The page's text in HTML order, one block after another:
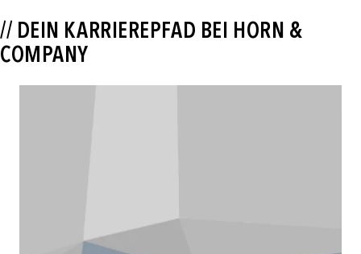
// DEIN KARRIEREPFAD BEI HORN &
COMPANY